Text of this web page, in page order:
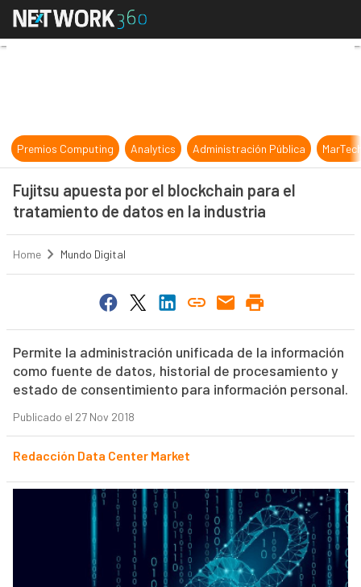
Fujitsu apuesta por el blockchain
Premios Computing Analytics Administración Pública
Fujitsu apuesta por el blockchain para el
tratamiento de datos en la industria
Home Mundo Digital
Permite la administración unificada de la información
como fuente de datos, historial de procesamiento y
estado de consentimiento para información personal.
Publicado el 27 Nov 2018
Redacción Data Center Market